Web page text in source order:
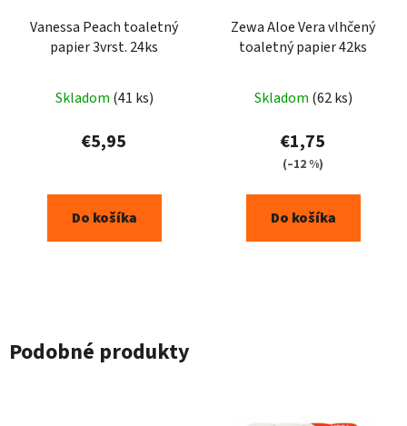
Vanessa Peach toaletný
papier 3vrst. 24ks
Skladom (41 ks)
€5,95
Do košíka
Zewa Aloe Vera vlhčený
toaletný papier 42ks
Skladom (62 ks)
€1,75
(–12 %)
Do košíka
Podobné produkty